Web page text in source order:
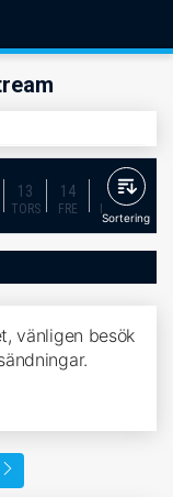
13
TORS
14
FRE
15
LÖR
Sortering
vänligen besök